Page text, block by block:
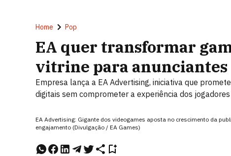
Home Pop
EA quer transformar
vitrine para anunciantes
Empresa lança a EA Advertising, iniciativa que
digitais sem comprometer a experiência dos jogadores
EA Advertising: Gigante dos videogames aposta no crescimento da
engajamento (Divulgação / EA Games)